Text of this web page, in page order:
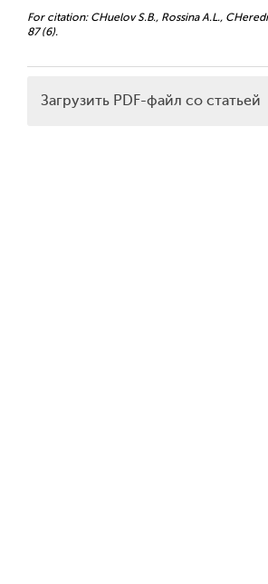
For citation: CHuelov S.B., Rossina A.L.,
87 (6).
Загрузить PDF-файл со статьей